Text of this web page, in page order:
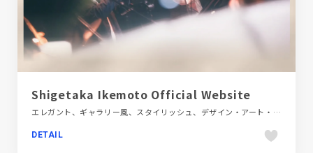
Shigetaka Ikemoto Official Website
エレガント、ギャラリー風、スタイリッシュ、デザイン・アート・音楽・文芸、ブランド・サービスサイト、ベージュ・ゴールド系
DETAIL